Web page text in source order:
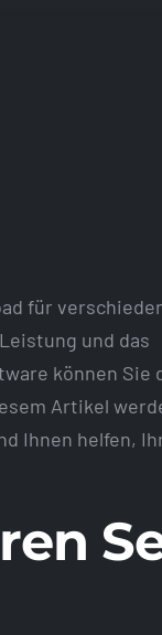
für
und das
können Sie
Artikel
Ihnen helfen,